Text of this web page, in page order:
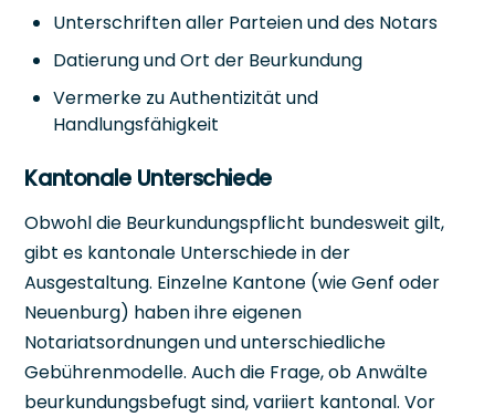
Unterschriften aller Parteien und des Notars
Datierung und Ort der Beurkundung
Vermerke zu Authentizität und
Handlungsfähigkeit
Kantonale Unterschiede
Obwohl die Beurkundungspflicht bundesweit gilt,
gibt es kantonale Unterschiede in der
Ausgestaltung. Einzelne Kantone (wie Genf oder
Neuenburg) haben ihre eigenen
Notariatsordnungen und unterschiedliche
Gebührenmodelle. Auch die Frage, ob Anwälte
beurkundungsbefugt sind, variiert kantonal. Vor